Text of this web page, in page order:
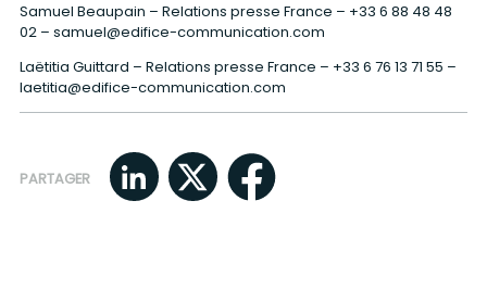
Samuel Beaupain – Relations presse France – +33 6 88 48 48
02– samuel@edifice-communication.com
Laëtitia Guittard – Relations presse France – +33 6 76 13 71 55 –
laetitia@edifice-communication.com
PARTAGER